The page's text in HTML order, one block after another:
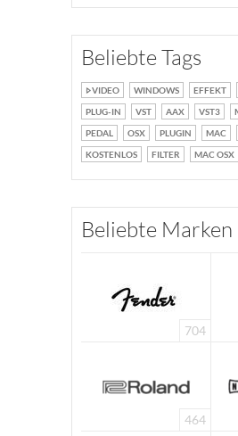
Beliebte Tags
VIDEO WINDOWS EFFEKT
PLUG-IN
VST AAX VST3
PEDAL
OSX PLUGIN MAC
KOSTENLOS
FILTER MAC OSX
Beliebte Marken
704
464